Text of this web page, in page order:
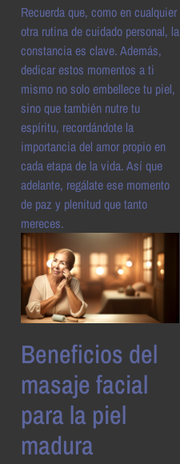
Recuerda que, como en cualquier
otra rutina de cuidado personal, la
constancia es clave. Además,
dedicar estos momentos a ti
mismo no solo embellece tu piel,
sino que también nutre tu
espíritu, recordándote la
importancia del amor propio en
cada etapa de la vida. Así que
adelante, regálate ese momento
de paz y plenitud que tanto
mereces.
Beneficios del
masaje facial
para la piel
madura